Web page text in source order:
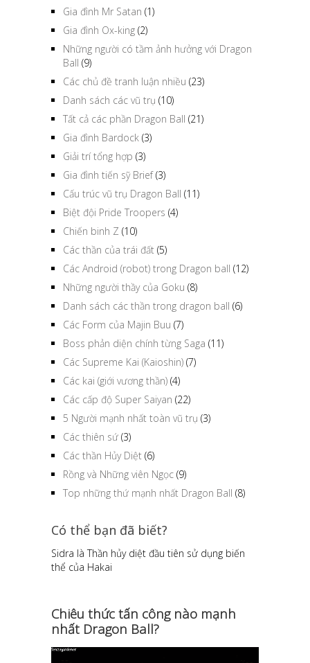
Gia đình Mr Satan (1)
Gia đình Ox-king (2)
Những người có tầm ảnh hưởng với Dragon
Ball (9)
Các chủ đề tranh luận nhiều (23)
Danh sách các vũ trụ (10)
Tất cả các phần Dragon Ball (21)
Gia đình Bardock (3)
Giải trí tổng hợp (3)
Gia đình tiến sỹ Brief(3)
Cấu trúc vũ trụ Dragon Ball (11)
Biệt đội Pride Troopers (4)
Chiến binh Z (10)
Các thần của trái đất (5)
Các Android (robot) trong Dragon ball (12)
Những người thầy của Goku (8)
Danh sách các thần trong dragon ball (6)
Các Form của Majin Buu (7)
Boss phản diện chính từng Saga (11)
Các Supreme Kai (Kaioshin) (7)
Các kai (giới vương thần) (4)
Các cấp độ Super Saiyan (22)
5 Người mạnh nhất toàn vũ trụ (3)
Các thiên sứ (3)
Các thần Hủy Diệt (6)
Rồng và Những viên Ngọc (9)
Top những thứ mạnh nhất Dragon Ball (8)
Có thể bạn đã biết?
Sidra là Thần hủy diệt đầu tiên sử dụng biến
thể của Hakai
Chiêu thức tấn công nào mạnh
nhất Dragon Ball?